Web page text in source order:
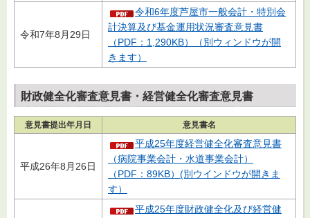
令和7年8月29日
令和6年度芦屋市一般会計・特別会
計決算及び基金運用状況審査意見書
（PDF：1,290KB）（別ウィンドウが開
きます）
財政健全化審査意見書・経営健全化審査意見書
意見書提出年月日 意見書名
平成26年8月26日
平成25年度経営健全化審査意見書
（病院事業会計・水道事業会計）
（PDF：89KB）(別ウインドウが開きま
す）
平成25年度財政健全化及び経営健